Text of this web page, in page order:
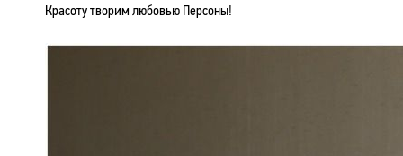
Красоту творим любовью Персоны!